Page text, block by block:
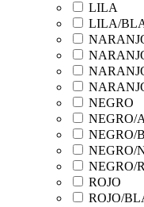
LILA
LILA/
NEGRO
NEGRO/
NEGRO/
NEGRO/
NEGRO/
ROJO
ROJO/